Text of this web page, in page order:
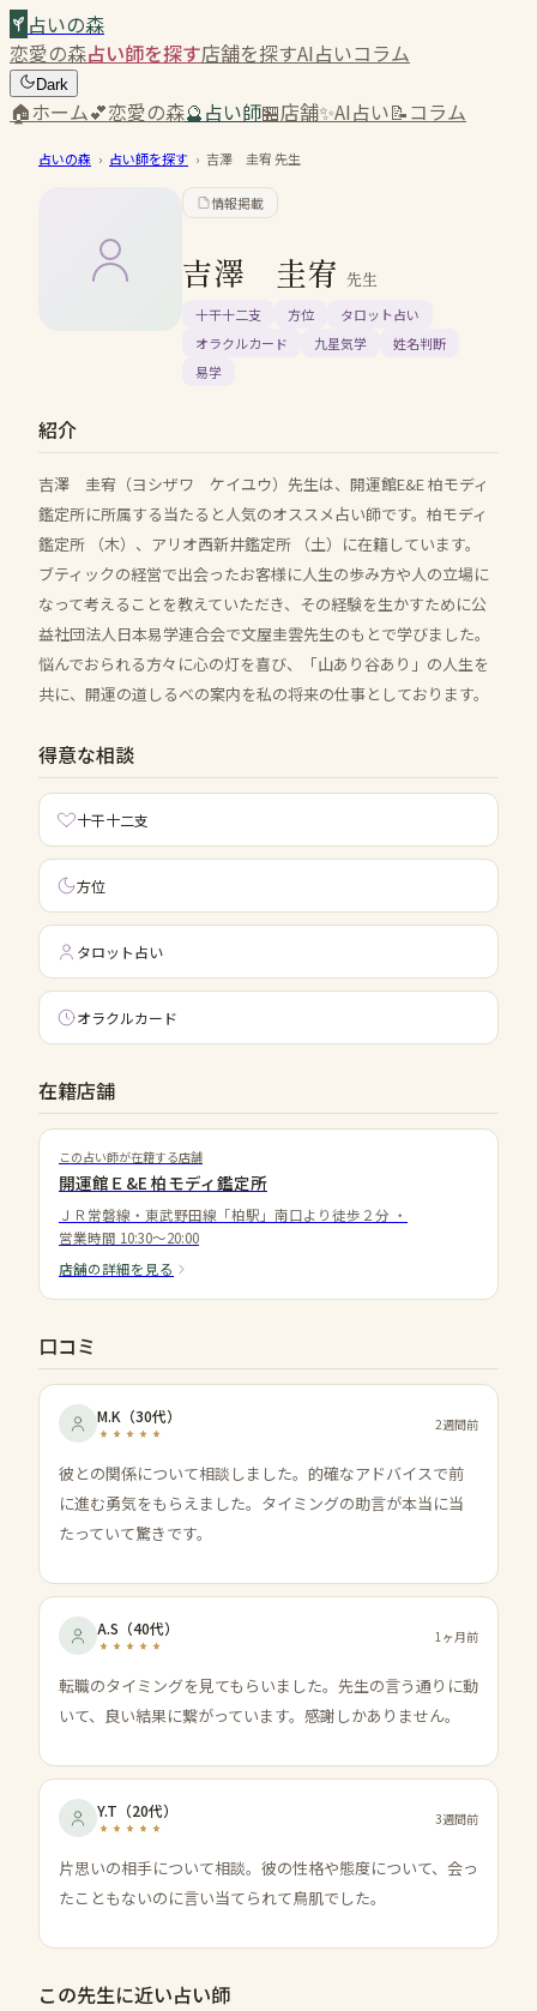
占いの森
恋愛の森占い師を探す店舗を探すAI占いコラム
Dark
🏠ホーム💕恋愛の森🔮占い師🏪店舗✨AI占い📝コラム
占いの森 › 占い師を探す › 吉澤 圭宥先生
情報掲載
吉澤 圭宥 先生
十干十二支 方位
タロット占い
オラクルカード
九星気学
姓名判断
易学
紹介
吉澤 圭宥（ヨシザワ ケイユウ）先生は、開運館E&E 柏モディ
鑑定所に所属する当たると人気のオススメ占い師です。柏モディ
鑑定所 （木）、アリオ西新井鑑定所 （土）に在籍しています。
ブティックの経営で出会ったお客様に人生の歩み方や人の立場に
なって考えることを教えていただき、その経験を生かすために公
益社団法人日本易学連合会で文屋圭雲先生のもとで学びました。
悩んでおられる方々に心の灯を喜び、「山あり谷あり」の人生を
共に、開運の道しるべの案内を私の将来の仕事としております。
得意な相談
十干十二支
方位
タロット占い
オラクルカード
在籍店舗
この占い師が在籍する店舗
開運館Ｅ&E 柏モディ鑑定所
ＪＲ常磐線・東武野田線「柏駅」南口より徒歩２分 ・
営業時間 10:30～20:00
店舗の詳細を見る
口コミ
M.K （30代） 2週間前
彼との関係について相談しました。的確なアドバイスで前
に進む勇気をもらえました。タイミングの助言が本当に当
たっていて驚きです。
A.S （40代） 1ヶ月前
転職のタイミングを見てもらいました。先生の言う通りに動
いて、良い結果に繋がっています。感謝しかありません。
Y.T （20代） 3週間前
片思いの相手について相談。彼の性格や態度について、会っ
たこともないのに言い当てられて鳥肌でした。
この先生に近い占い師